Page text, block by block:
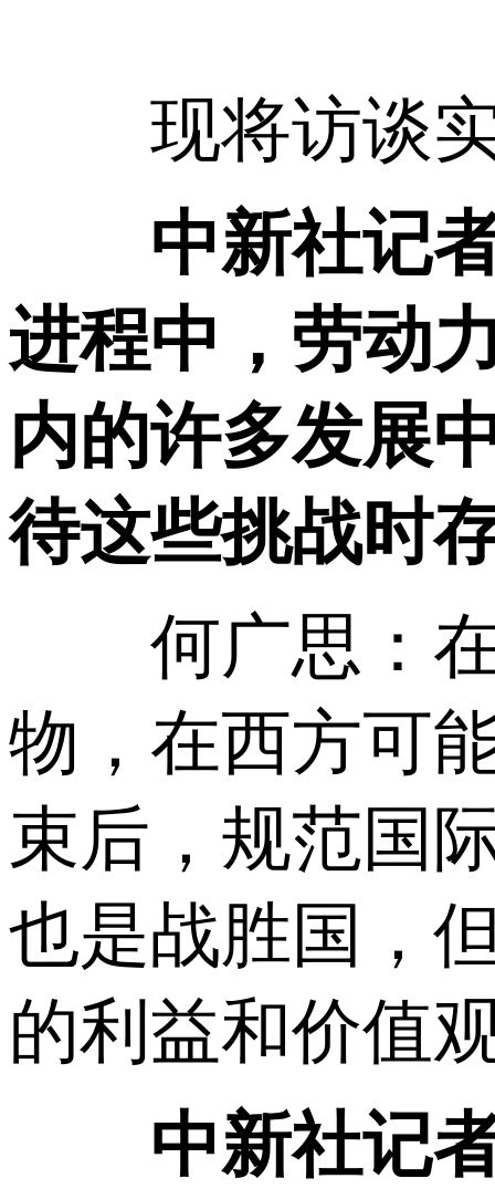
现将访谈实
中新社记
进程中，劳动
内的许多发展
待这些挑战时
何广思：在
物，在西方可
束后，规范国
也是战胜国，
的利益和价值
中新社记